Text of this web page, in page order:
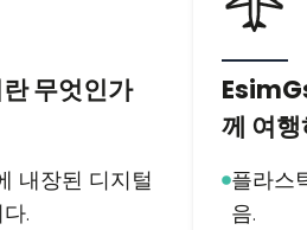
무엇인가
내장된 디지털
.
께 여
플라스
음.